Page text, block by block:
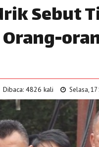
Sebut
Dibaca: 4826 kali Selasa, 17